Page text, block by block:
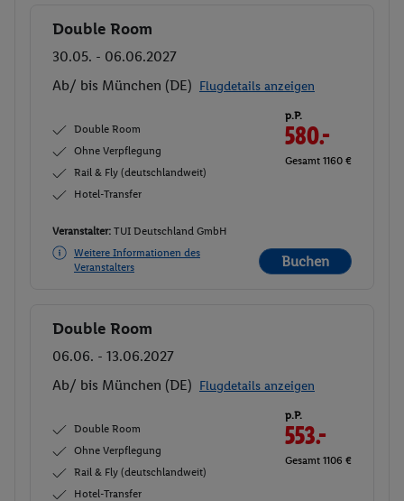
Buchen
Double Room
30.05. - 06.06.2027
Ab/ bis München (DE) Flugdetails anzeigen
Double Room
Ohne Verpflegung
Rail & Fly (deutschlandweit)
Hotel-Transfer
p.P.
580.-
Gesamt 1160 €
Veranstalter: TUI Deutschland GmbH
Weitere Informationen des
Veranstalters
Buchen
Buchen
Double Room
06.06. - 13.06.2027
Ab/ bis München (DE) Flugdetails anzeigen
Double Room
Ohne Verpflegung
Rail & Fly (deutschlandweit)
Hotel-Transfer
p.P.
553.-
Gesamt 1106 €